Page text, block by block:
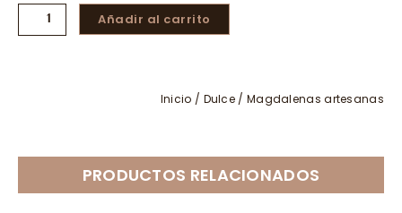
Magdalenas
artesanas
Añadir al carrito
Inicio / Dulce / Magdalenas artesanas
PRODUCTOS RELACIONADOS